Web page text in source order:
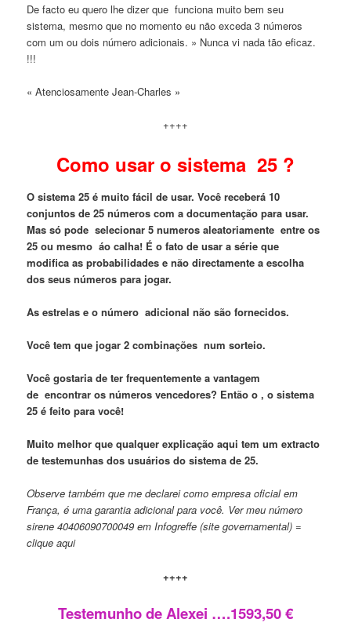
De facto eu quero lhe dizer que funciona muito bem seu
sistema, mesmo que no momento eu não exceda 3 números
com um ou dois número adicionais. » Nunca vi nada tão eficaz.
!!!
« Atenciosamente Jean-Charles »
++++
Como usar o sistema 25 ?
O sistema 25 é muito fácil de usar. Você receberá 10
conjuntos de 25 números com a documentação para usar.
Mas só pode selecionar 5 numeros aleatoriamente entre os
25oumesmoáo calha! É o fato de usar a série que
modifica as probabilidades e não directamente a escolha
dos seus números para jogar.
As estrelas e o número adicional não são fornecidos.
Você tem que jogar 2 combinaçõesnumsorteio.
Você gostaria de ter frequentemente a vantagem
de encontrar os números vencedores? Então o, o sistema
25 é feito para você!
Muito melhor que qualquer explicação aquitem um extracto
de testemunhas dos usuários do sistema de 25.
Observe também que me declarei como empresa oficial em
França, é uma garantia adicional para você. Ver meu número
sirene 40406090700049 em Infogreffe (site governamental) =
clique aqui
++++
Testemunho de Alexei ….1593,50 €